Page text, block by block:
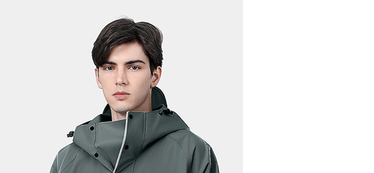
２．關於個人資料處理事宜，請瀏覽以下網址：
https://aftee.tw/terms/#terms3
３．未成年的使用者請事先徵得法定代理人或監護人之同意方可使用
「AFTEE先享後付」，若未經同意申辦者引起之損失，本公司不負相關責
４．使用「AFTEE先享後付」時，將依據個別帳號之用戶狀況，依本公司
即時審查核予不同之上限額度；若仍有額度不足之情形，本公司將視審查
結果請求用戶進行身份認證。
５．嚴禁一人註冊多個帳號或使用他人資訊註冊。若發現惡意使用之情
形，恩沛科技股份有限公司將有權停止該用戶之使用額度並採取法律行